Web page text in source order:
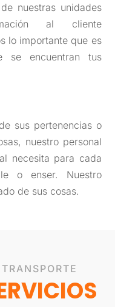
nuestras unidades
al cliente
lo importante que es
se encuentran tus
sus pertenencias o
nuestro personal
necesita para cada
o enser. Nuestro
de sus cosas.